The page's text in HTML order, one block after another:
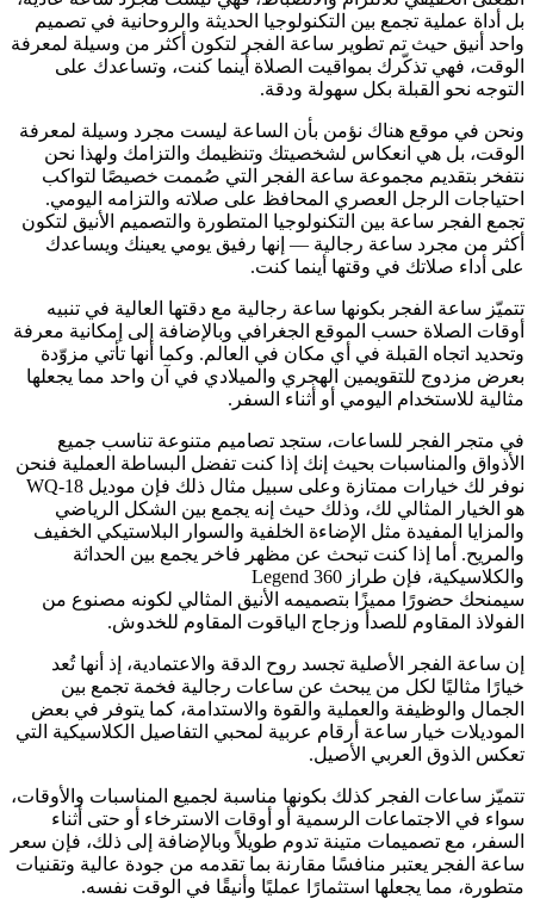
بل أداة عملية تجمع بين التكنولوجيا الحديثة والروحانية في تصميم
واحد أنيق حيث تم تطوير ساعة الفجر لتكون أكثر من وسيلة لمعرفة
الوقت، فهي تذكّرك بمواقيت الصلاة أينما كنت، وتساعدك على
التوجه نحو القبلة بكل سهولة ودقة.
ونحن في موقع هناك نؤمن بأن الساعة ليست مجرد وسيلة لمعرفة
الوقت، بل هي انعكاس لشخصيتك وتنظيمك والتزامك ولهذا نحن
نتفخر بتقديم مجموعة ساعة الفجر التي صُممت خصيصًا لتواكب
احتياجات الرجل العصري المحافظ على صلاته والتزامه اليومي.
تجمع الفجر ساعة بين التكنولوجيا المتطورة والتصميم الأنيق لتكون
أكثر من مجرد ساعة رجالية — إنها رفيق يومي يعينك ويساعدك
على أداء صلاتك في وقتها أينما كنت.
تتميّز ساعة الفجر بكونها ساعة رجالية مع دقتها العالية في تنبيه
أوقات الصلاة حسب الموقع الجغرافي وبالإضافة إلى إمكانية معرفة
وتحديد اتجاه القبلة في أي مكان في العالم. وكما أنها تأتي مزوّدة
بعرض مزدوج للتقويمين الهجري والميلادي في آن واحد مما يجعلها
مثالية للاستخدام اليومي أو أثناء السفر.
في متجر الفجر للساعات، ستجد تصاميم متنوعة تناسب جميع
الأذواق والمناسبات بحيث إنك إذا كنت تفضل البساطة العملية فنحن
نوفر لك خيارات ممتازة وعلى سبيل مثال ذلك فإن موديل WQ-18
هو الخيار المثالي لك، وذلك حيث إنه يجمع بين الشكل الرياضي
والمزايا المفيدة مثل الإضاءة الخلفية والسوار البلاستيكي الخفيف
والمريح. أما إذا كنت تبحث عن مظهر فاخر يجمع بين الحداثة
والكلاسيكية، فإن طراز Legend 360
سيمنحك حضورًا مميزًا بتصميمه الأنيق المثالي لكونه مصنوع من
الفولاذ المقاوم للصدأ وزجاج الياقوت المقاوم للخدوش.
إن ساعة الفجر الأصلية تجسد روح الدقة والاعتمادية، إذ أنها تُعد
خيارًا مثاليًا لكل من يبحث عن ساعات رجالية فخمة تجمع بين
الجمال والوظيفة والعملية والقوة والاستدامة، كما يتوفر في بعض
الموديلات خيار ساعة أرقام عربية لمحبي التفاصيل الكلاسيكية التي
تعكس الذوق العربي الأصيل.
تتميّز ساعات الفجر كذلك بكونها مناسبة لجميع المناسبات والأوقات،
سواء في الاجتماعات الرسمية أو أوقات الاسترخاء أو حتى أثناء
السفر، مع تصميمات متينة تدوم طويلاً وبالإضافة إلى ذلك، فإن سعر
ساعة الفجر يعتبر منافسًا مقارنة بما تقدمه من جودة عالية وتقنيات
متطورة، مما يجعلها استثمارًا عمليًا وأنيقًا في الوقت نفسه.